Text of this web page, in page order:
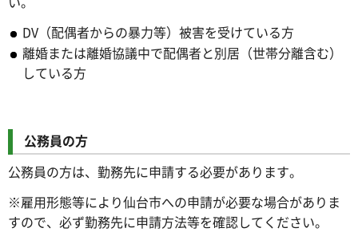
DV（配偶者からの暴力等）被害を受けている方
離婚または離婚協議中で配偶者と別居（世帯分離含む）
している方
公務員の方
公務員の方は、勤務先に申請する必要があります。
※雇用形態等により仙台市への申請が必要な場合がありま
すので、必ず勤務先に申請方法等を確認してください。